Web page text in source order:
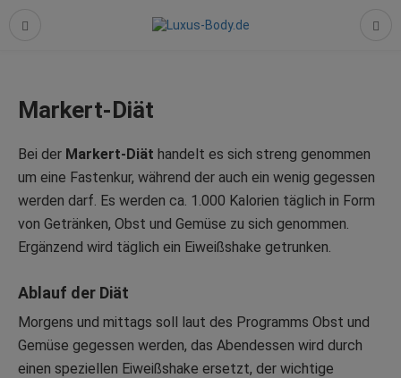
Markert-Diät
Bei der Markert-Diät handelt es sich streng genommen
um eine Fastenkur, während der auch ein wenig gegessen
werden darf. Es werden ca. 1.000 Kalorien täglich in Form
von Getränken, Obst und Gemüse zu sich genommen.
Ergänzend wird täglich ein Eiweißshake getrunken.
Ablauf der Diät
Morgens und mittags soll laut des Programms Obst und
Gemüse gegessen werden, das Abendessen wird durch
einen speziellen Eiweißshake ersetzt, der wichtige